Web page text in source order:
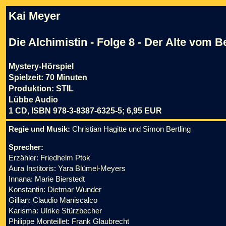
Kai Meyer
Die Alchimistin - Folge 8 - Der Alte vom
Mystery-Hörspiel
Spielzeit: 70 Minuten
Produktion: STIL
Lübbe Audio
1 CD, ISBN 978-3-8387-6325-5; 6,95 EUR
Regie und Musik: Christian Hagitte und Simon Bertling
Sprecher:
Erzähler: Friedhelm Ptok
Aura Institoris: Yara Blümel-Meyers
Innana: Marie Bierstedt
Konstantin: Dietmar Wunder
Gillian: Claudio Maniscalco
Karisma: Ulrike Stürzbecher
Philippe Monteillet: Frank Glaubrecht